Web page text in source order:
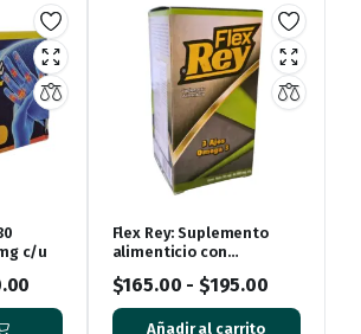
c/u
Flex Rey: Suplemento
alimenticio con
para aliviar el dolor de
huesos
$165.00 - $195.00
Añadir al carrito